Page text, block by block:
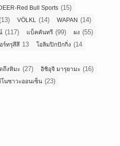
Red Bull Sports (15)
VÖLKL (14) WAPAN (14)
(117) แบ็คคันทรี (99) ผง (55)
ร์ทรุสึสึ 13 โอลิมปิกปักกิ่ง (14
ถึงหิมะ (27) อิชิอุจิ มารุยามะ (16)
นซาวะออนเซ็น (23)